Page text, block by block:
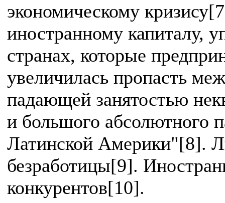
экономическому
иностранному капиталу,
странах, которые
увеличилась пропасть
падающей занятостью
и большого абсолютного
Латинской Америки"[8].
безработицы[9].
конкурентов[10].